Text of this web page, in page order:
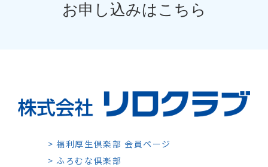
お申し込みはこちら
> 福利厚生倶楽部 会員ページ
> ふろむな倶楽部